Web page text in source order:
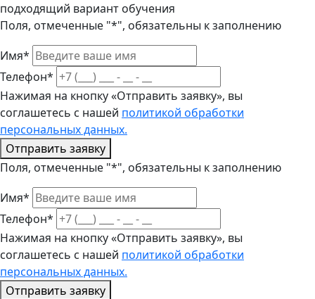
подходящий вариант обучения
Поля, отмеченные "*", обязательны к заполнению
Имя*
Телефон*
Нажимая на кнопку «Отправить заявку», вы
соглашетесь с нашей политикой обработки
персональных данных.
Отправить заявку
Поля, отмеченные "*", обязательны к заполнению
Имя*
Телефон*
Нажимая на кнопку «Отправить заявку», вы
соглашетесь с нашей политикой обработки
персональных данных.
Отправить заявку